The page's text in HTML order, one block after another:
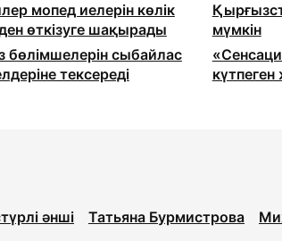
мопед иелерін көлік
өткізуге шақырады
мүмкін
бөлімшелерін сыбайлас
тексереді
әнші Татьяна Бурмистрова